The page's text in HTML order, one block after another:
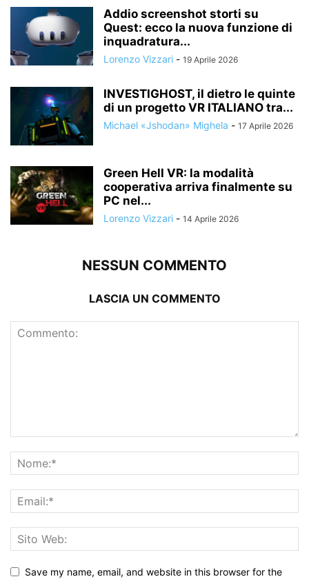
Addio screenshot storti su
Quest: ecco la nuova funzione di
inquadratura...
Lorenzo Vizzari - 19 Aprile 2026
INVESTIGHOST, il dietro le quinte
di un progetto VR ITALIANO tra...
Michael «Jshodan» Mighela - 17 Aprile 2026
Green Hell VR: la modalità
cooperativa arriva finalmente su
PC nel...
Lorenzo Vizzari - 14 Aprile 2026
NESSUN COMMENTO
LASCIA UN COMMENTO
Save my name, email, and website in this browser for the